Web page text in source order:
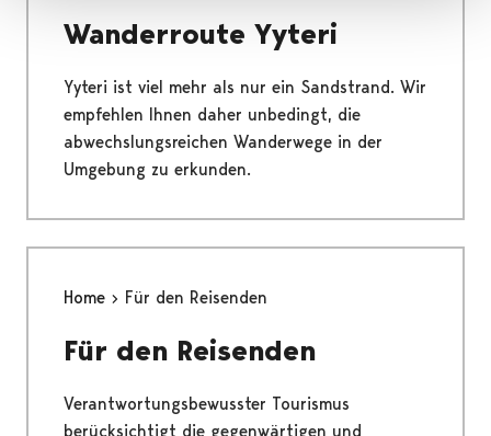
Wanderroute Yyteri
Yyteri ist viel mehr als nur ein Sandstrand. Wir
empfehlen Ihnen daher unbedingt, die
abwechslungsreichen Wanderwege in der
Umgebung zu erkunden.
Home Für den Reisenden
Für den Reisenden
Verantwortungsbewusster Tourismus
berücksichtigt die gegenwärtigen und